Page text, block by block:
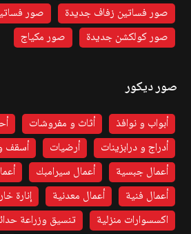
صور فساتين زفاف جديدة
صور
صور كولكشن جديدة
صور مكياج
صور ديكور
أبواب و نوافذ أثاث و مفروشات
أدراج و درابزينات
أرضيات أسقف
أعمال جبسية
أعمال سيرامبك
أعمال فنية
أعمال معدنية إنارة
اكسسوارات منزلية
تنسيق وزراعة